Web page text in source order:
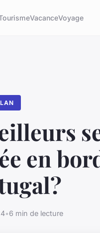
VacanceVoyage
en
•6 min de lecture